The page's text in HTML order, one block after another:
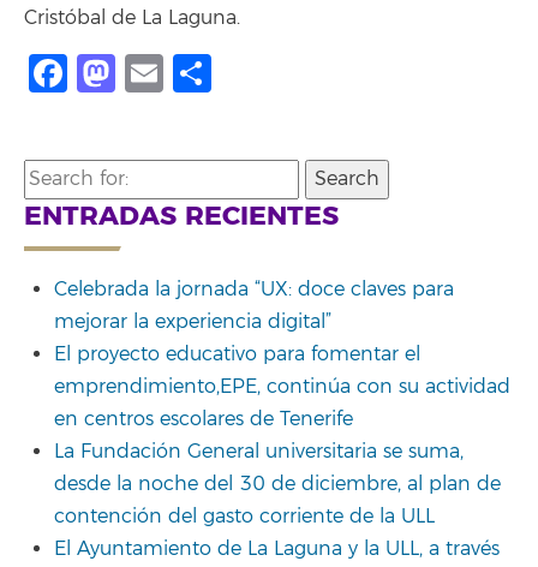
Cristóbal de La Laguna.
Facebook
Mastodon
Email
Search
for:
ENTRADAS RECIENTES
Celebrada la jornada “UX: doce claves para
mejorar la experiencia digital”
El proyecto educativo para fomentar el
emprendimiento,EPE, continúa con su actividad
en centros escolares de Tenerife
La Fundación General universitaria se suma,
desde la noche del 30 de diciembre, al plan de
contención del gasto corriente de la ULL
El Ayuntamiento de La Laguna y la ULL, a través